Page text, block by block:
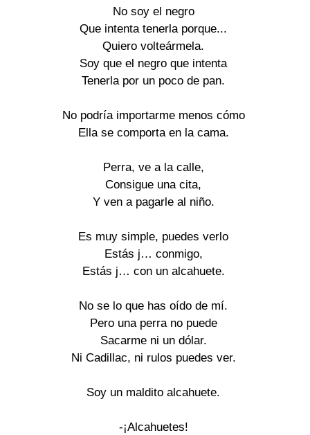
No soy el negro
Que intenta tenerla porque...
Quiero volteármela.
Soy que el negro que intenta
Tenerla por un poco de pan.
No podría importarme menos cómo
Ella se comporta en la cama.
Perra, ve a la calle,
Consigue una cita,
Y ven a pagarle al niño.
Es muy simple, puedes verlo
Estás j… conmigo,
Estás j… con un alcahuete.
No se lo que has oído de mí.
Pero una perra no puede
Sacarme ni un dólar.
Ni Cadillac, ni rulos puedes ver.
Soy un maldito alcahuete.
-¡Alcahuetes!